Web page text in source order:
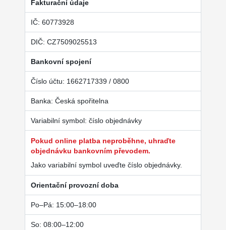
Fakturační údaje
IČ: 60773928
DIČ: CZ7509025513
Bankovní spojení
Číslo účtu: 1662717339 / 0800
Banka: Česká spořitelna
Variabilní symbol: číslo objednávky
Pokud online platba neproběhne, uhraďte
objednávku bankovním převodem.
Jako variabilní symbol uveďte číslo objednávky.
Orientační provozní doba
Po–Pá: 15:00–18:00
So: 08:00–12:00